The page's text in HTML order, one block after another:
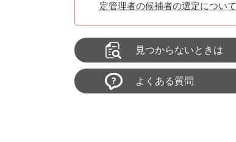
定管理者の候補者の選定について
見つからないときは
よくある質問